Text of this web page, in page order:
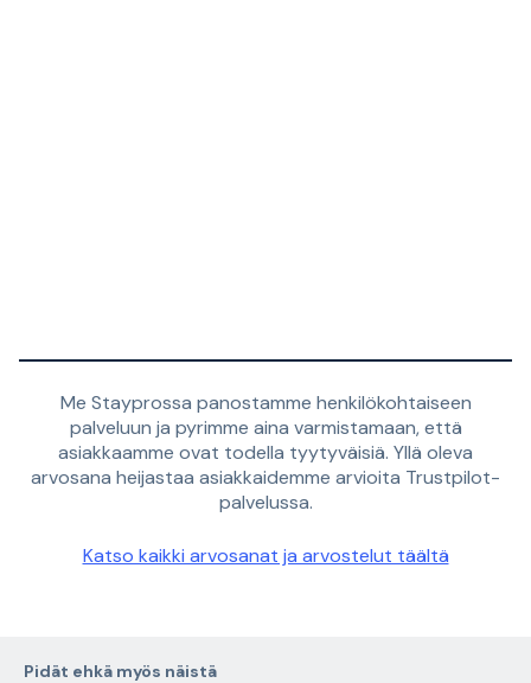
Me Stayprossa panostamme henkilökohtaiseen
palveluun ja pyrimme aina varmistamaan, että
asiakkaamme ovat todella tyytyväisiä. Yllä oleva
arvosana heijastaa asiakkaidemme arvioita Trustpilot-
palvelussa.
Katso kaikki arvosanat ja arvostelut täältä
Pidät ehkä myös näistä